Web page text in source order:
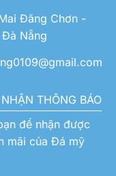
Đăng Chơn -
Nẵng
THÔNG BÁO
để nhận được
mãi của Đá mỹ